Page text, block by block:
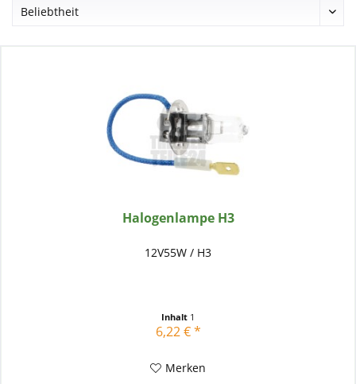
Halogenlampe H3
12V55W / H3
Inhalt 1
6,22 € *
Merken